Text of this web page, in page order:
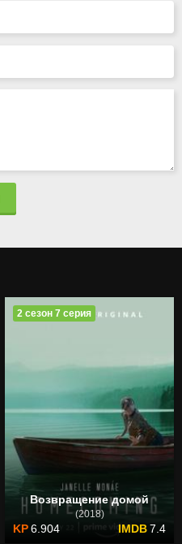
Возвращение домой
(2018)
6.904 7.4
2 сезон 7 серия